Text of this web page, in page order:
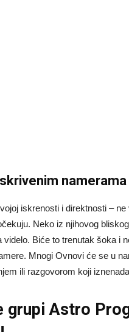
namerama
iskrenosti i direktnosti –
Neko iz njihovog
videlo. Biće to trenutak šoka i
Mnogi Ovnovi će se u
ili razgovorom koji
grupiAstro